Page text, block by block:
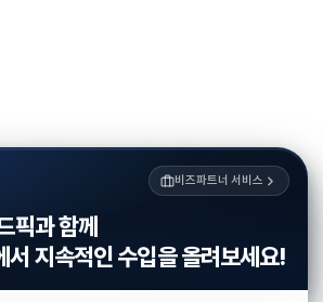
비즈파트너 서비스
픽과 함께
서 지속적인 수입을 올려보세요!